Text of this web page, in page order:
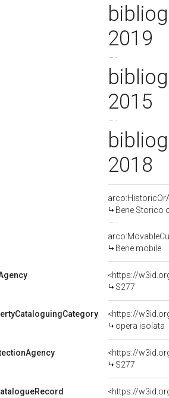
2019
2015
2018
Bene Storico
Bene mobile
<https://
S277
<https://
opera isolata
<https://
S277
<https://